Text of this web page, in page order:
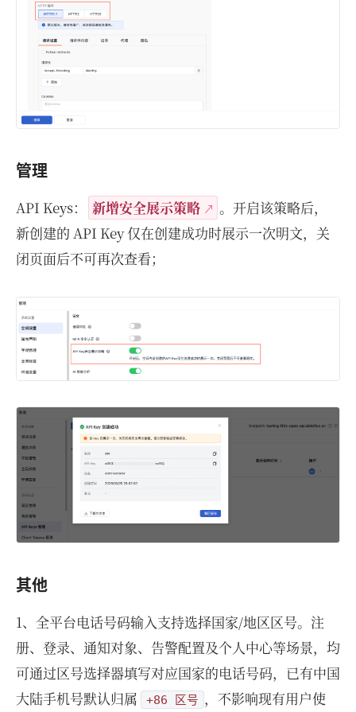
管理
API Keys： 新增安全展示策略
。开启该策略后，
新创建的 API Key 仅在创建成功时展示一次明文，关
闭页面后不可再次查看；
其他
1、全平台电话号码输入支持选择国家/地区区号。注
册、登录、通知对象、告警配置及个人中心等场景，均
可通过区号选择器填写对应国家的电话号码，已有中国
大陆手机号默认归属
+86 区号 ，不影响现有用户使